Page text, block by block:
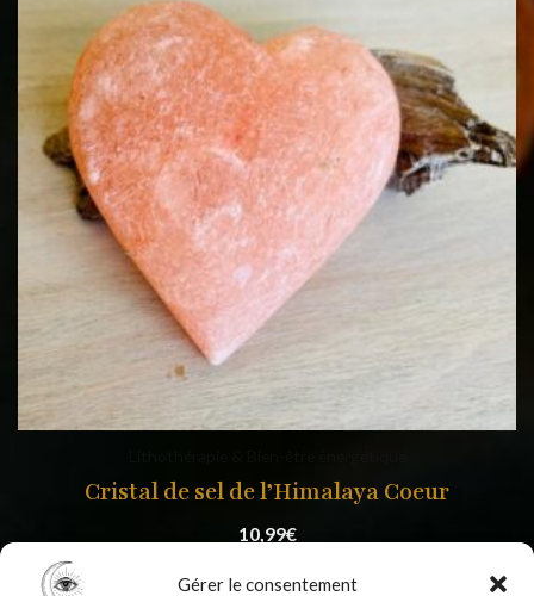
Gérer le consentement
Cristal de sel de l’Himalaya Coeur
10,99€